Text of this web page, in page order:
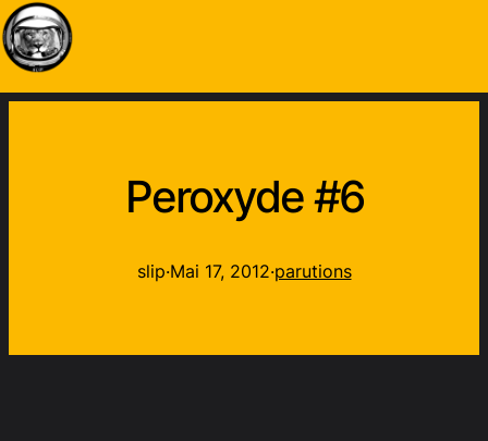
Peroxyde #6
slip·Mai 17, 2012·parutions